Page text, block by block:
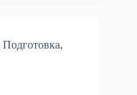
Подготовка,